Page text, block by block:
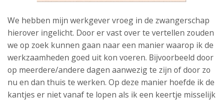
We hebben mijn werkgever vroeg in de zwangerschap
hierover ingelicht. Door er vast over te vertellen zouden
we op zoek kunnen gaan naar een manier waarop ik de
werkzaamheden goed uit kon voeren. Bijvoorbeeld door
op meerdere/andere dagen aanwezig te zijn of door zo
nu en dan thuis te werken. Op deze manier hoefde ik de
kantjes er niet vanaf te lopen als ik een keertje misselijk